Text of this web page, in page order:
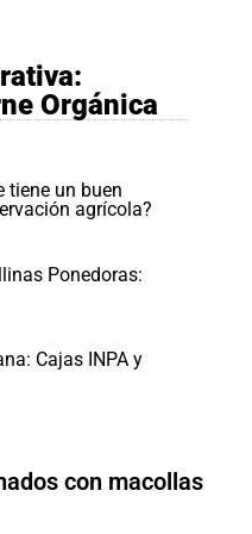
Orgánica
tiene un buen
agrícola?
Ponedoras:
Cajas INPA y
con macollas